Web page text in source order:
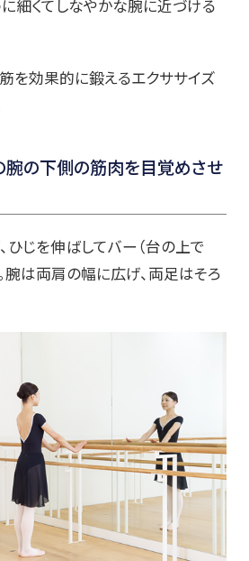
に細くてしなやかな腕に近づける
を効果的に鍛えるエクササイズ
の腕の下側の筋肉を目覚めさせ
ひじを伸ばしてバー（台の上で
腕は両肩の幅に広げ、両足はそろ